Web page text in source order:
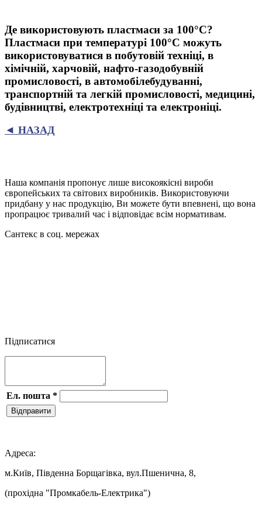
Де використовують пластмаси за 100°С?
Пластмаси при температурі 100°С можуть
використовуватися в побутовій техніці, в
хімічній, харчовій, нафто-газодобувній
промисловості, в автомобілебудуванні,
транспортній та легкій промисловості, медицині,
будівництві, електротехніці та електроніці.
◄ НАЗАД
Наша компанія пропонує лише високоякісні вироби
європейських та світових виробників. Використовуючи
придбану у нас продукцію, Ви можете бути впевнені, що вона
пропрацює тривалий час і відповідає всім нормативам.
Сантекс в соц. мережах
Підписатися
Ел. пошта *
Відправити
Адреса:
м.Київ, Південна Борщагівка, вул.Пшенична, 8,
(прохідна "Промкабель-Електрика")